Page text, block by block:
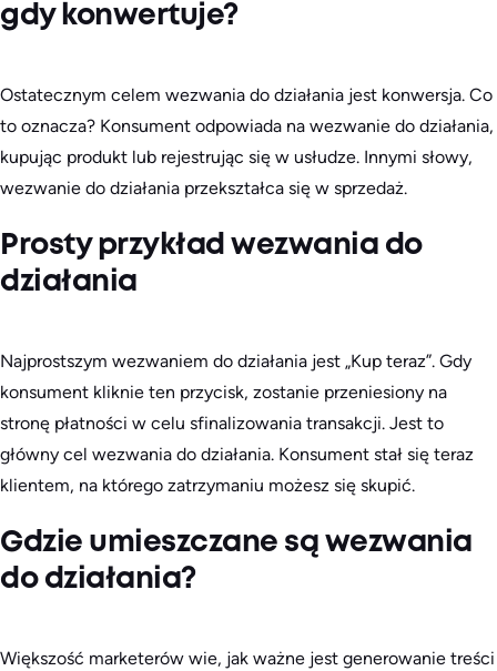
gdy konwertuje?
Ostatecznym celem wezwania do działania jest konwersja. Co
to oznacza? Konsument odpowiada na wezwanie do działania,
kupując produkt lub rejestrując się w usłudze. Innymi słowy,
wezwanie do działania przekształca się w sprzedaż.
Prosty przykład wezwania do
działania
Najprostszym wezwaniem do działania jest „Kup teraz”. Gdy
konsument kliknie ten przycisk, zostanie przeniesiony na
stronę płatności w celu sfinalizowania transakcji. Jest to
główny cel wezwania do działania. Konsument stał się teraz
klientem, na którego zatrzymaniu możesz się skupić.
Gdzie umieszczane są wezwania
do działania?
Większość marketerów wie, jak ważne jest generowanie treści